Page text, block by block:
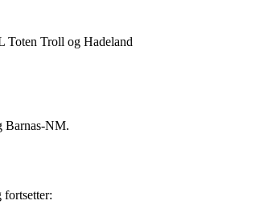
Toten Troll og Hadeland
Barnas-NM.
fortsetter: